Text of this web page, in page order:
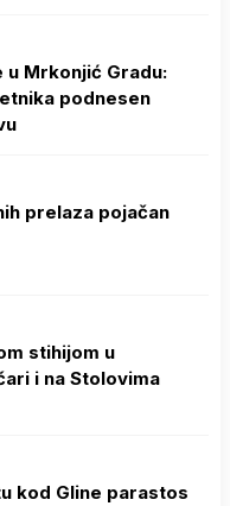
u Mrkonjić Gradu:
podnesen
prelaza pojačan
stihijom u
i na Stolovima
kod Gline parastos